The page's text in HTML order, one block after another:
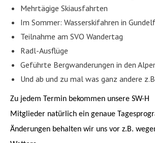
Mehrtägige Skiausfahrten
Im Sommer: Wasserskifahren in
Teilnahme am SVO Wandertag
Radl-Ausflüge
Geführte Bergwanderungen in den
Und ab und zu mal was ganz andere
Zu jedem Termin bekommen unsere SW-H
Mitglieder natürlich ein genaue
Änderungen behalten wir uns vor z.B.